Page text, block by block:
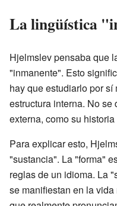
La lingüística
Hjelmslev pensaba que
"inmanente". Esto
hay que estudiarlo por
estructura interna. No
externa, como su
Para explicar esto,
"sustancia". La "forma"
reglas de un idioma. La
se manifiestan en la